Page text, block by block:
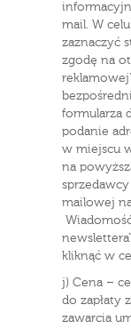
mail. W
zaznaczyć
zgodę na
formularza
podanie
w miejscu
na
mailowej
kliknąć w
j) Cena –
do zapłaty
zawarcia